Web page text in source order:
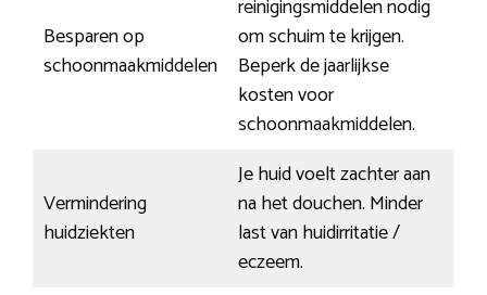
Besparen op
schoonmaakmiddelen
reinigingsmiddelen nodig
om schuim te krijgen.
Beperk de jaarlijkse
kosten voor
schoonmaakmiddelen.
Vermindering
huidziekten
Je huid voelt zachter aan
na het douchen. Minder
last van huidirritatie /
eczeem.